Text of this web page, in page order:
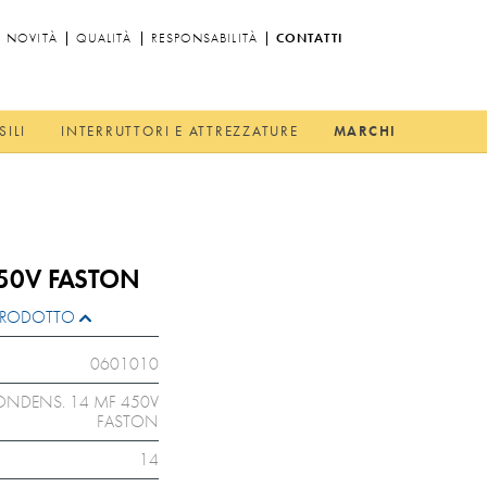
NOVITÀ QUALITÀ RESPONSABILITÀ CONTATTI
INTERRUTTORI E ATTREZZATURE MARCHI
FASTON
0601010
14 MF 450V
FASTON
14